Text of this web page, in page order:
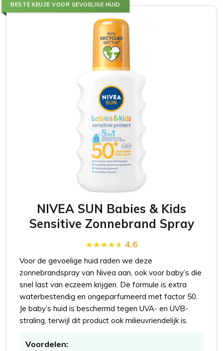
BESTE KEUZE VOOR GEVOELIGE HUID
NIVEA SUN Babies & Kids
Sensitive Zonnebrand Spray
4.6
Voor de gevoelige huid raden we deze
zonnebrandspray van Nivea aan, ook voor baby’s die
snel last van eczeem krijgen. De formule is extra
waterbestendig en ongeparfumeerd met factor 50.
Je baby’s huid is beschermd tegen UVA- en UVB-
straling, terwijl dit product ook milieuvriendelijk is.
Voordelen: